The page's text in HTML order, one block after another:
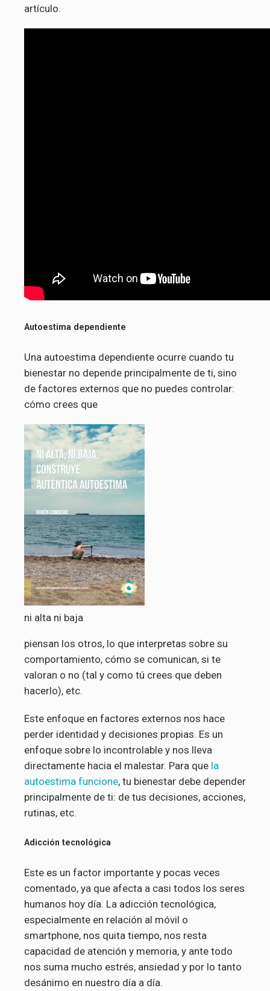
artículo.
Autoestima dependiente
Una autoestima dependiente ocurre cuando tu
bienestar no depende principalmente de ti, sino
de factores externos que no puedes controlar:
cómo crees que
ni alta ni baja
piensan los otros, lo que interpretas sobre su
comportamiento, cómo se comunican, si te
valoran o no (tal y como tú crees que deben
hacerlo), etc.
Este enfoque en factores externos nos hace
perder identidad y decisiones propias. Es un
enfoque sobre lo incontrolable y nos lleva
directamente hacia el malestar. Para que la
autoestima funcione, tu bienestar debe depender
principalmente de ti: de tus decisiones, acciones,
rutinas, etc.
Adicción tecnológica
Este es un factor importante y pocas veces
comentado, ya que afecta a casi todos los seres
humanos hoy día. La adicción tecnológica,
especialmente en relación al móvil o
smartphone, nos quita tiempo, nos resta
capacidad de atención y memoria, y ante todo
nos suma mucho estrés, ansiedad y por lo tanto
desánimo en nuestro día a día.